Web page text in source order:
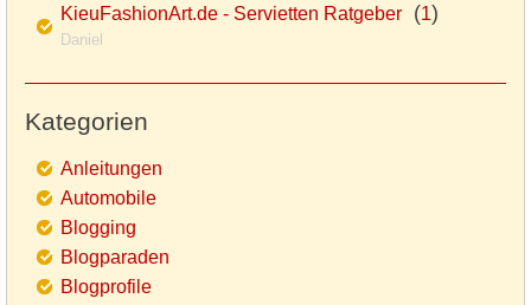
KieuFashionArt.de - Servietten Ratgeber (1)
Daniel
Kategorien
Anleitungen
Automobile
Blogging
Blogparaden
Blogprofile